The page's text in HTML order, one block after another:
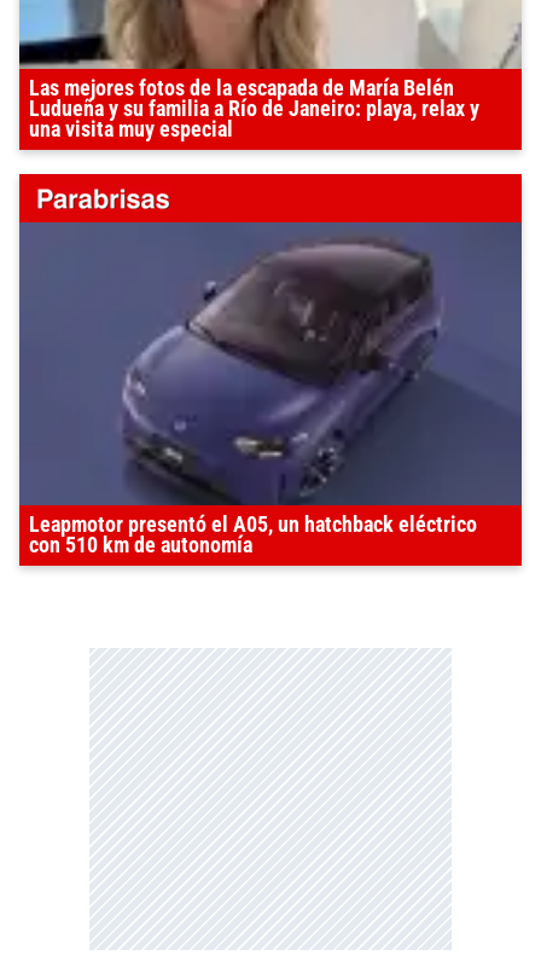
Las mejores fotos de la escapada de María Belén
Ludueña y su familia a Río de Janeiro: playa, relax y
una visita muy especial
Leapmotor presentó el A05, un hatchback eléctrico
con 510 km de autonomía